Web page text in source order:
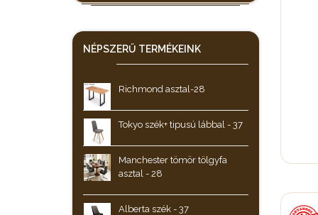
NÉPSZERŰ TERMÉKEINK
Richmond asztal-28
Tokyo szék+ tipusú lábbal - 37
Manchester tömör tölgyfa
asztal - 28
Alberta szék - 37